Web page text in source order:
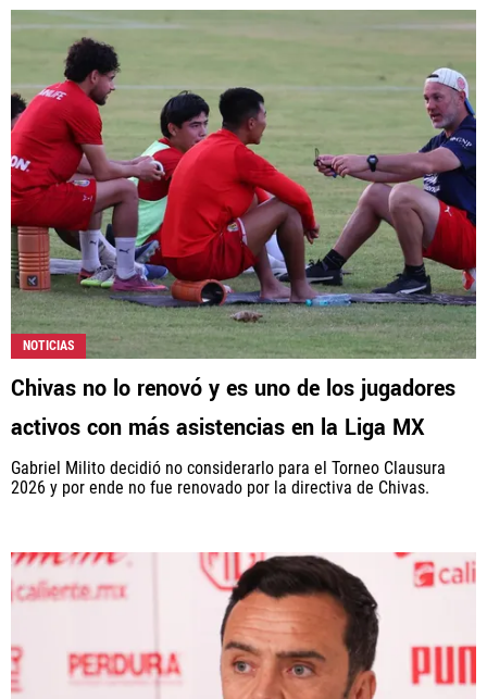
NOTICIAS
Chivas no lo renovó y es uno de los jugadores
activos con más asistencias en la Liga MX
Gabriel Milito decidió no considerarlo para el Torneo Clausura
2026 y por ende no fue renovado por la directiva de Chivas.